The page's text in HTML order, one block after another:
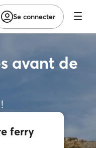
Se connecter
avant de
ferry